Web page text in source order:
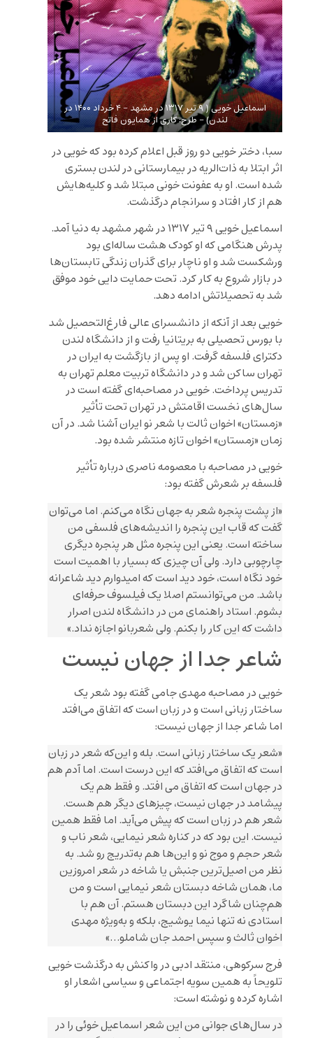
اسماعیل خویی ( ۹ تیر ۱۳۱۷ در مشهد – ۴ خرداد ۱۴۰۰ در
لندن) – طرح: کاری از همایون فاتح
سبا، دختر خویی دو روز قبل اعلام کرده بود که خویی در
اثر ابتلا به ذات‌الریه در بیمارستانی در لندن بستری
شده است. او به عفونت خونی مبتلا شد و کلیه‌هایش
هم از کار افتاد و سرانجام درگذشت.
اسماعیل خویی ۹ تیر ۱۳۱۷ در شهر مشهد به دنیا آمد.
پدرش هنگامی که او کودک هشت ساله‌ای بود
ورشکست شد و او ناچار برای گذران زندگی تابستان‌ها
در بازار شروع به کار کرد. تحت حمایت دایی خود موفق
شد به تحصیلاتش ادامه دهد.
خویی بعد از آنکه از دانشسرای عالی فارغ‌التحصیل شد
با بورس تحصیلی به بریتانیا رفت و از دانشگاه لندن
دکترای فلسفه گرفت. او پس از بازگشت به ایران در
تهران ساکن شد و در دانشگاه تربیت معلم تهران به
تدریس پرداخت. خویی در مصاحبه‌ای گفته است در
سال‌های نخست اقامتش در تهران تحت تأثیر
«زمستان» اخوان ثالت با شعر نو ایران آشنا شد. در آن
زمان «زمستان» اخوان تازه منتشر شده بود.
خویی در مصاحبه با معصومه ناصری درباره تأثیر
فلسفه بر شعرش گفته بود:
«از پشت پنجره شعر به جهان نگاه می‌کنم. اما می‌توان
گفت که قاب این پنجره را اندیشه‌های فلسفی من
ساخته است. یعنی این پنجره مثل هر پنجره دیگری
چارچوبی دارد. ولی آن چیزی که بسیار با اهمیت است
خود نگاه است، خود دید است که امیدوارم دید شاعرانه
باشد. من می‌توانستم اصلا یک فیلسوف حرفه‌ای
بشوم. استاد راهنمای من در دانشگاه لندن اصرار
داشت که این کار را بکنم. ولی شعربانو اجازه نداد.»
شاعر جدا از جهان نیست
خویی در مصاحبه مهدی جامی گفته بود شعر یک
ساختار زبانی است و در زبان است که اتفاق می‌افتد
اما شاعر جدا از جهان نیست:
«شعر یک ساختار زبانی است. بله و این‌که شعر در زبان
است که اتفاق می‌افتد که این درست است. اما آدم هم
در جهان است که اتفاق می افتد. و فقط هم یک
پیشامد در جهان نیست، چیزهای دیگر هم هست.
شعر هم در زبان است که پیش می‌آید. اما فقط همین
نیست. این بود که در کناره شعر نیمایی، شعر ناب و
شعر حجم و موج نو و این‌ها هم به‌تدریج رو شد. به
نظر من اصیل‌ترین جنبش یا شاخه در شعر امروزین
ما، همان شاخه دبستان شعر نیمایی است و من
هم‌چنان شاگرد این دبستان هستم. آن هم با
استادی نه تنها نیما یوشیج، بلکه و به‌ویژه مهدی
اخوان ثالث و سپس احمد جان شاملو…»
فرج سرکوهی، منتقد ادبی در واکنش به درگذشت خویی
تلویحاً به همین سویه اجتماعی و سیاسی اشعار او
اشاره کرده و نوشته است:
در سال‌های جوانی من این شعر اسماعیل خوئی را در